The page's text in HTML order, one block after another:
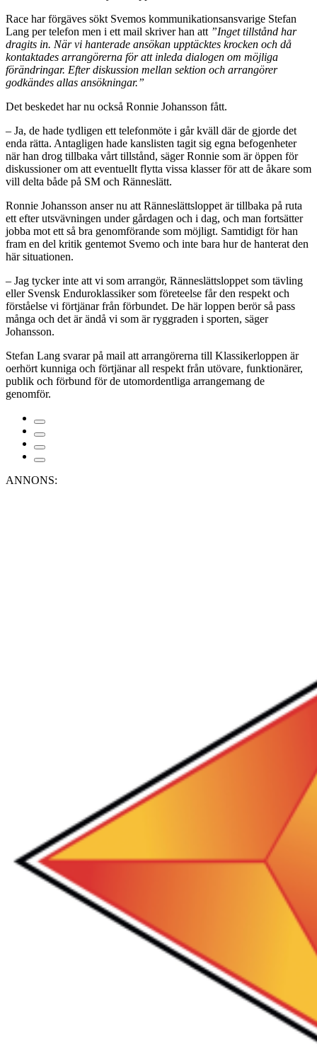
Race har förgäves sökt Svemos kommunikationsansvarige Stefan
Lang per telefon men i ett mail skriver han att ”Inget tillstånd har
dragits in. När vi hanterade ansökan upptäcktes krocken och då
kontaktades arrangörerna för att inleda dialogen om möjliga
förändringar. Efter diskussion mellan sektion och arrangörer
godkändes allas ansökningar.”
Det beskedet har nu också Ronnie Johansson fått.
– Ja, de hade tydligen ett telefonmöte i går kväll där de gjorde det
enda rätta. Antagligen hade kanslisten tagit sig egna befogenheter
när han drog tillbaka vårt tillstånd, säger Ronnie som är öppen för
diskussioner om att eventuellt flytta vissa klasser för att de åkare som
vill delta både på SM och Ränneslätt.
Ronnie Johansson anser nu att Ränneslättsloppet är tillbaka på ruta
ett efter utsvävningen under gårdagen och i dag, och man fortsätter
jobba mot ett så bra genomförande som möjligt. Samtidigt för han
fram en del kritik gentemot Svemo och inte bara hur de hanterat den
här situationen.
– Jag tycker inte att vi som arrangör, Ränneslättsloppet som tävling
eller Svensk Enduroklassiker som företeelse får den respekt och
förståelse vi förtjänar från förbundet. De här loppen berör så pass
många och det är ändå vi som är ryggraden i sporten, säger
Johansson.
Stefan Lang svarar på mail att arrangörerna till Klassikerloppen är
oerhört kunniga och förtjänar all respekt från utövare, funktionärer,
publik och förbund för de utomordentliga arrangemang de
genomför.
ANNONS: